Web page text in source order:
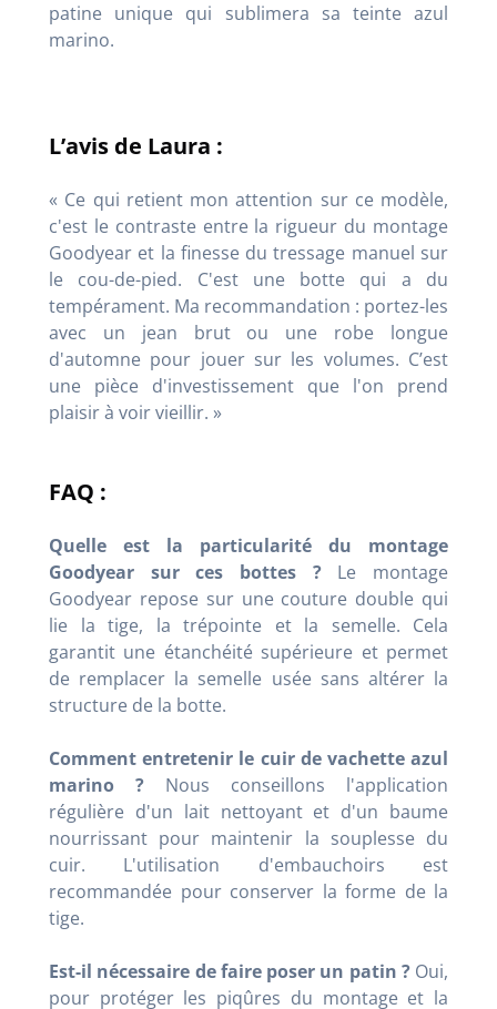
patine unique qui sublimera sa teinte azul
marino.
L’avis de Laura :
« Ce qui retient mon attention sur ce modèle,
c'est le contraste entre la rigueur du montage
Goodyear et la finesse du tressage manuel sur
le cou-de-pied. C'est une botte qui a du
tempérament. Ma recommandation : portez-les
avec un jean brut ou une robe longue
d'automne pour jouer sur les volumes. C’est
une pièce d'investissement que l'on prend
plaisir à voir vieillir. »
FAQ :
Quelle est la particularité du montage
Goodyear sur ces bottes ?Le montage
Goodyear repose sur une couture double qui
lie la tige, la trépointe et la semelle. Cela
garantit une étanchéité supérieure et permet
de remplacer la semelle usée sans altérer la
structure de la botte.
Comment entretenir le cuir de vachette azul
marino ? Nous conseillons l'application
régulière d'un lait nettoyant et d'un baume
nourrissant pour maintenir la souplesse du
cuir. L'utilisation d'embauchoirs est
recommandée pour conserver la forme de la
tige.
Est-il nécessaire de faire poser un patin ?Oui,
pour protéger les piqûres du montage et la